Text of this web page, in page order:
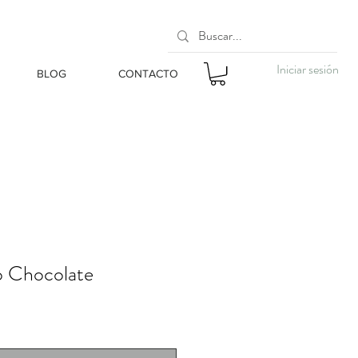
BLOG CONTACTO Iniciar sesión
Chocolate